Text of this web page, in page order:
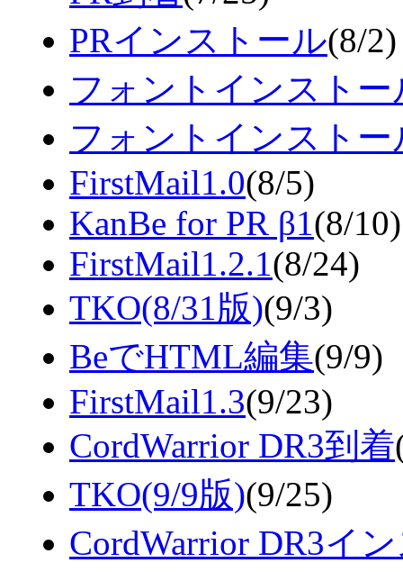
PRインストール(8/2)
フォントインストー
フォントインストー
FirstMail1.0(8/5)
KanBe for PR β1(8/10)
FirstMail1.2.1(8/24)
TKO(8/31版)(9/3)
BeでHTML編集(9/9)
FirstMail1.3(9/23)
CordWarrior DR3到着
TKO(9/9版)(9/25)
CordWarrior DR3イ